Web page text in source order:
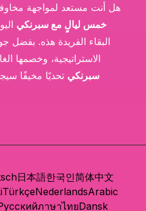
هل أنت مستعد لمواجهة
خمس ليالٍ مع سبرنكي
البقاء الفريدة هذه. بفضل
الاستراتيجية، وخصمها
سبرنكي تحديًا مخيفًا
日本語한국인简体中文
TürkçeNederlandsArabic
ภาษาไทยDansk